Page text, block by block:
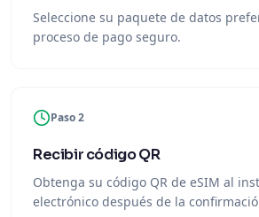
Seleccione su paquete de datos
proceso de pago seguro.
Paso 2
Recibir código QR
Obtenga su código QR de eSIM al
electrónico después de la